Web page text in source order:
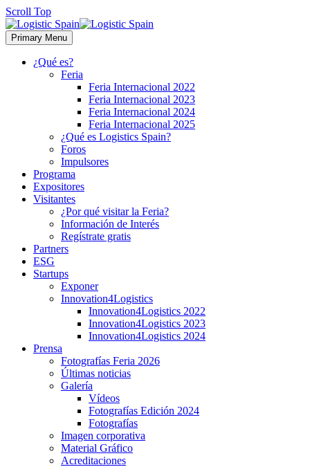
Scroll Top
Primary Menu
¿Qué es?
Feria
Feria Internacional 2022
Feria Internacional 2023
Feria Internacional 2024
Feria Internacional 2025
¿Qué es Logistics Spain?
Foros
Impulsores
Programa
Expositores
Visitantes
¿Por qué visitar la Feria?
Información de Interés
Regístrate gratis
Partners
ESG
Startups
Exponer
Innovation4Logistics
Innovation4Logistics 2022
Innovation4Logistics 2023
Innovation4Logistics 2024
Prensa
Fotografías Feria 2026
Últimas noticias
Galería
Vídeos
Fotografías Edición 2024
Fotografías
Imagen corporativa
Material Gráfico
Acreditaciones